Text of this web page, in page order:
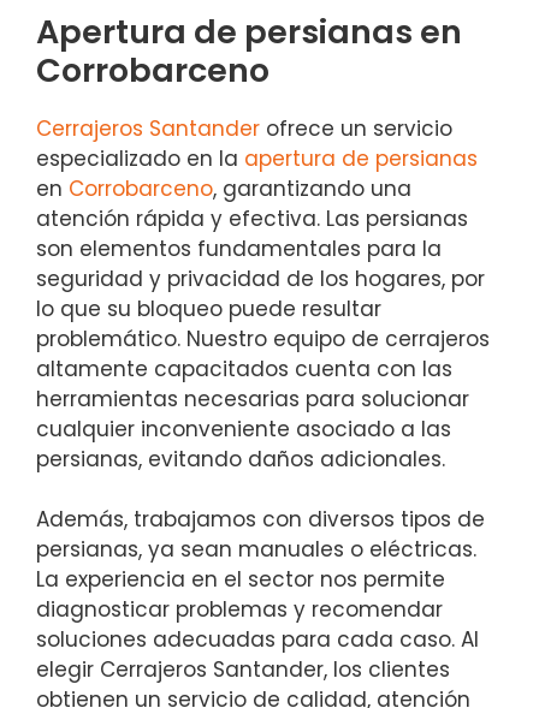
Apertura de persianas en
Corrobarceno
Cerrajeros Santander ofrece un servicio
especializado en la apertura de persianas
en Corrobarceno, garantizando una
atención rápida y efectiva. Las persianas
son elementos fundamentales para la
seguridad y privacidad de los hogares, por
lo que su bloqueo puede resultar
problemático. Nuestro equipo de cerrajeros
altamente capacitados cuenta con las
herramientas necesarias para solucionar
cualquier inconveniente asociado a las
persianas, evitando daños adicionales.
Además, trabajamos con diversos tipos de
persianas, ya sean manuales o eléctricas.
La experiencia en el sector nos permite
diagnosticar problemas y recomendar
soluciones adecuadas para cada caso. Al
elegir Cerrajeros Santander, los clientes
obtienen un servicio de calidad, atención